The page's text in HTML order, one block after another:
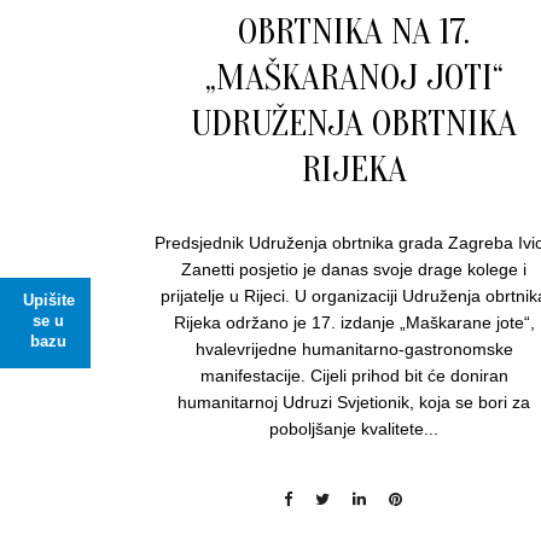
Upišite
se u
bazu
OBRTNIKA NA 17.
„MAŠKARANOJ JOTI“
UDRUŽENJA OBRTNIKA
RIJEKA
Predsjednik Udruženja obrtnika grada Zagreba
Zanetti posjetio je danas svoje drage kolege i
prijatelje u Rijeci. U organizaciji Udruženja
Rijeka održano je 17. izdanje „Maškarane jote“,
hvalevrijedne humanitarno-gastronomske
manifestacije. Cijeli prihod bit će doniran
humanitarnoj Udruzi Svjetionik, koja se bori za
poboljšanje kvalitete...